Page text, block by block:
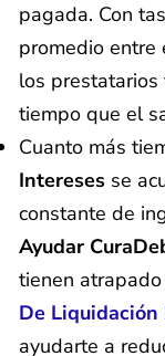
pagada. Con
promedio entre
los prestatarios
tiempo que el
Cuanto más
Intereses se
constante de
Ayudar
tienen
De
ayudarte a